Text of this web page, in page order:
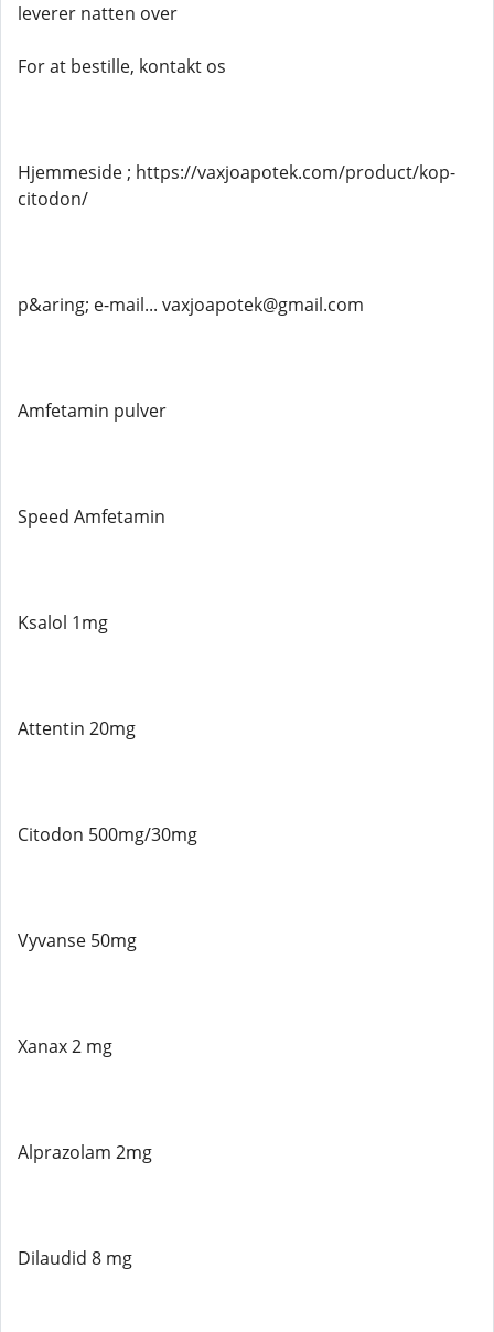
leverer natten over
For at bestille, kontakt os
Hjemmeside ; https://vaxjoapotek.com/product/kop-
citodon/
p&aring; e-mail... vaxjoapotek@gmail.com
Amfetamin pulver
Speed ​​Amfetamin
Ksalol 1mg
Attentin 20mg
Citodon 500mg/30mg
Vyvanse 50mg
Xanax 2 mg
Alprazolam 2mg
Dilaudid 8 mg